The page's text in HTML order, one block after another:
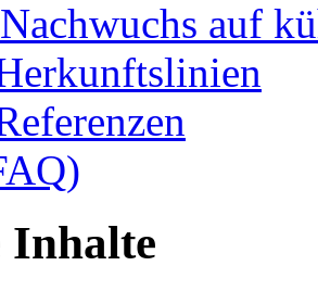
auf
Inhalte